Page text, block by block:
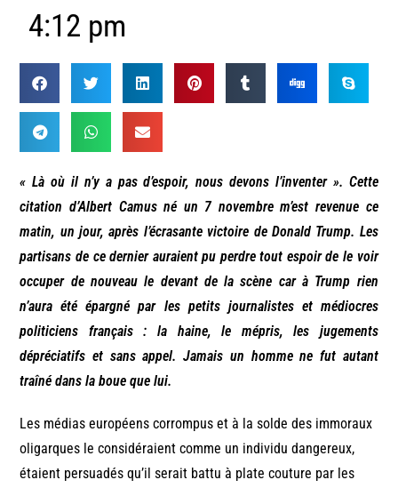
4:12 pm
« Là où il n’y a pas d’espoir, nous devons l’inventer ». Cette
citation d’Albert Camus né un 7 novembre m’est revenue ce
matin, un jour, après l’écrasante victoire de Donald Trump. Les
partisans de ce dernier auraient pu perdre tout espoir de le voir
occuper de nouveau le devant de la scène car à Trump rien
n’aura été épargné par les petits journalistes et médiocres
politiciens français : la haine, le mépris, les jugements
dépréciatifs et sans appel. Jamais un homme ne fut autant
traîné dans la boue que lui.
Les médias européens corrompus et à la solde des immoraux
oligarques le considéraient comme un individu dangereux,
étaient persuadés qu’il serait battu à plate couture par les